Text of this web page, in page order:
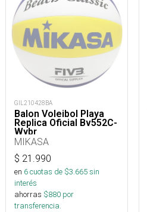
GIL210428BA
Balon Voleibol Playa
Replica Oficial Bv552C-
Wybr
MIKASA
$ 21.990
en 6cuotas de $3.665sin
interés
ahorras $880 por
transferencia.